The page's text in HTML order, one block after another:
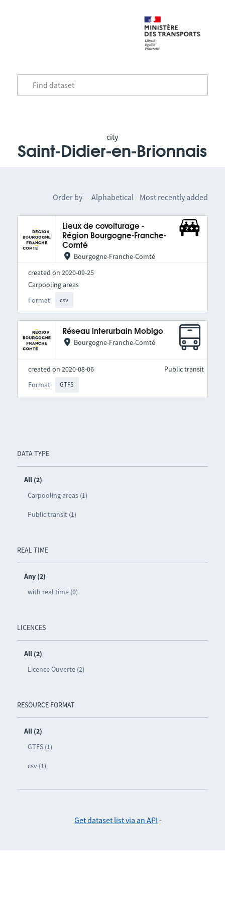
city
Saint-Didier-en-Brionnais
DATA TYPE
All (2)
Carpooling areas (1)
Public transit (1)
REAL TIME
Any (2)
with real time (0)
LICENCES
All (2)
Licence Ouverte (2)
RESOURCE FORMAT
All (2)
GTFS (1)
csv (1)
Order by Alphabetical Most recently added
Lieux de covoiturage -
Région Bourgogne-Franche-
Comté
Bourgogne-Franche-Comté
created on 2020-09-25
Format csv
Carpooling areas
Réseau interurbain Mobigo
Bourgogne-Franche-Comté
created on 2020-08-06
Format
GTFS
Public transit
Get dataset list via an API -